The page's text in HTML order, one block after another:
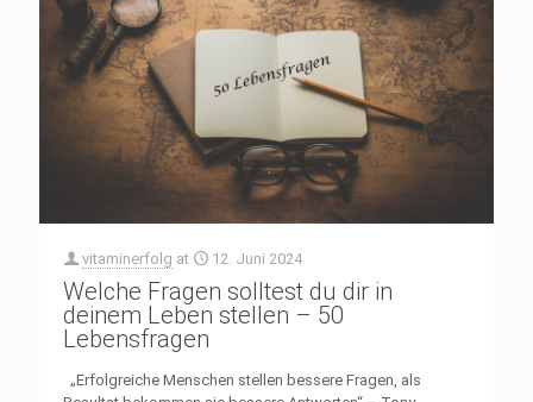
vitaminerfolg at 12. Juni 2024
Welche Fragen solltest du dir in
deinem Leben stellen – 50
Lebensfragen
„Erfolgreiche Menschen stellen bessere Fragen, als